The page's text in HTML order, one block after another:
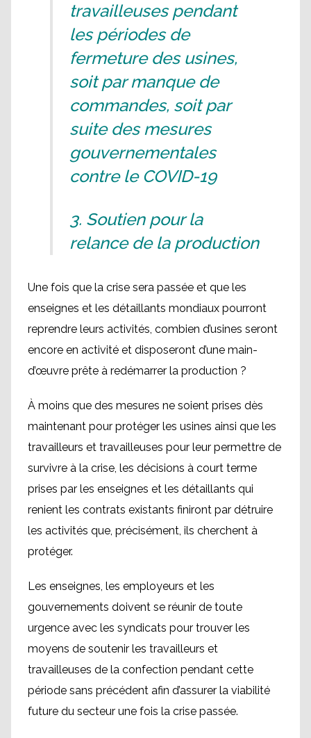
travailleuses pendant
les périodes de
fermeture des usines,
soit par manque de
commandes, soit par
suite des mesures
gouvernementales
contre le COVID-19
3. Soutien pour la
relance de la production
Une fois que la crise sera passée et que les
enseignes et les détaillants mondiaux pourront
reprendre leurs activités, combien d’usines seront
encore en activité et disposeront d’une main-
d’œuvre prête à redémarrer la production ?
À moins que des mesures ne soient prises dès
maintenant pour protéger les usines ainsi que les
travailleurs et travailleuses pour leur permettre de
survivre à la crise, les décisions à court terme
prises par les enseignes et les détaillants qui
renient les contrats existants finiront par détruire
les activités que, précisément, ils cherchent à
protéger.
Les enseignes, les employeurs et les
gouvernements doivent se réunir de toute
urgence avec les syndicats pour trouver les
moyens de soutenir les travailleurs et
travailleuses de la confection pendant cette
période sans précédent afin d’assurer la viabilité
future du secteur une fois la crise passée.